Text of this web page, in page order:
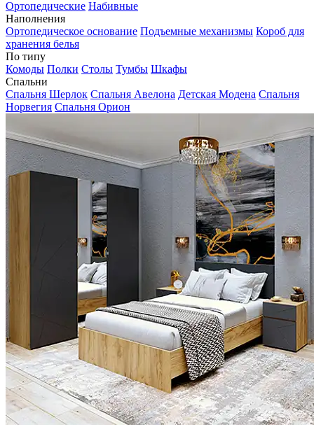
Ортопедические Набивные
Наполнения
Ортопедическое основание Подъемные механизмы Короб для
хранения белья
По типу
Комоды Полки Столы Тумбы Шкафы
Спальни
Спальня Шерлок Спальня Авелона Детская Модена Спальня
Норвегия Спальня Орион